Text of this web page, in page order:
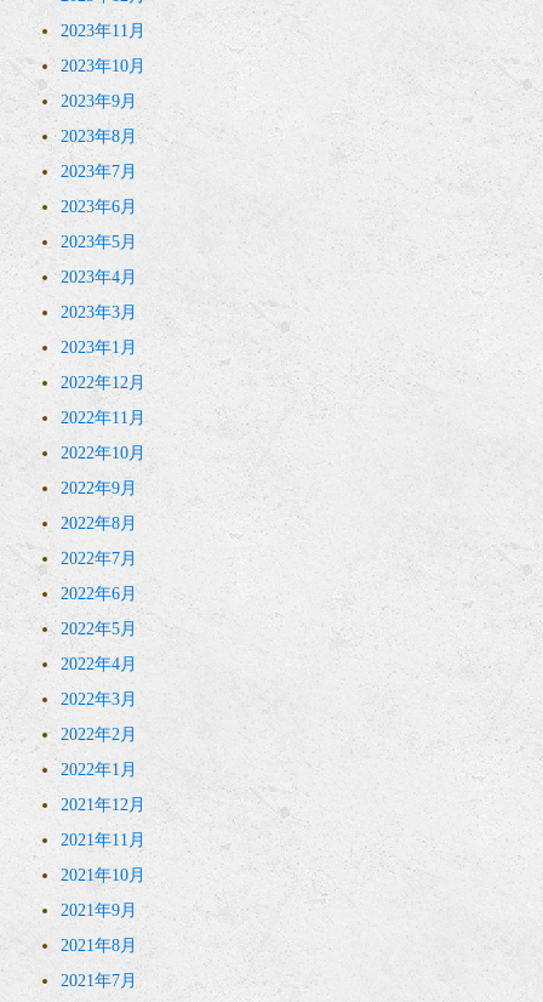
2023年11月
2023年10月
2023年9月
2023年8月
2023年7月
2023年6月
2023年5月
2023年4月
2023年3月
2023年1月
2022年12月
2022年11月
2022年10月
2022年9月
2022年8月
2022年7月
2022年6月
2022年5月
2022年4月
2022年3月
2022年2月
2022年1月
2021年12月
2021年11月
2021年10月
2021年9月
2021年8月
2021年7月